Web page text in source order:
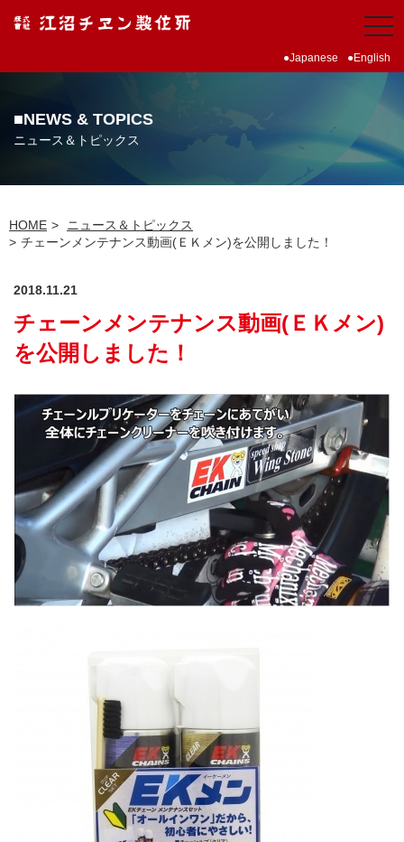
Japanese English
NEWS & TOPICS
ニュース＆トピックス
HOME
ニュース＆トピックス
チェーンメンテナンス動画(ＥＫメン)を公開しました！
2018.11.21
チェーンメンテナンス動画(ＥＫメン)
を公開しました！